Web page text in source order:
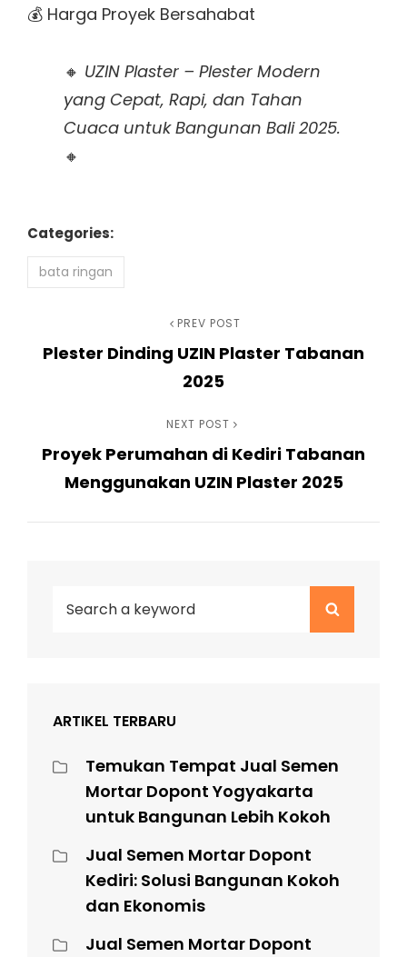
💰 Harga Proyek Bersahabat
🔸 UZIN Plaster – Plester Modern
yang Cepat, Rapi, dan Tahan
Cuaca untuk Bangunan Bali 2025.
🔸
Categories:
bata ringan
pos
Post
PREV POST
Plester Dinding UZIN Plaster Tabanan
2025
Post
NEXT POST
Proyek Perumahan di Kediri Tabanan
Menggunakan UZIN Plaster 2025
Search
ARTIKEL TERBARU
Temukan Tempat Jual Semen
Mortar Dopont Yogyakarta
untuk Bangunan Lebih Kokoh
Jual Semen Mortar Dopont
Kediri: Solusi Bangunan Kokoh
dan Ekonomis
Jual Semen Mortar Dopont